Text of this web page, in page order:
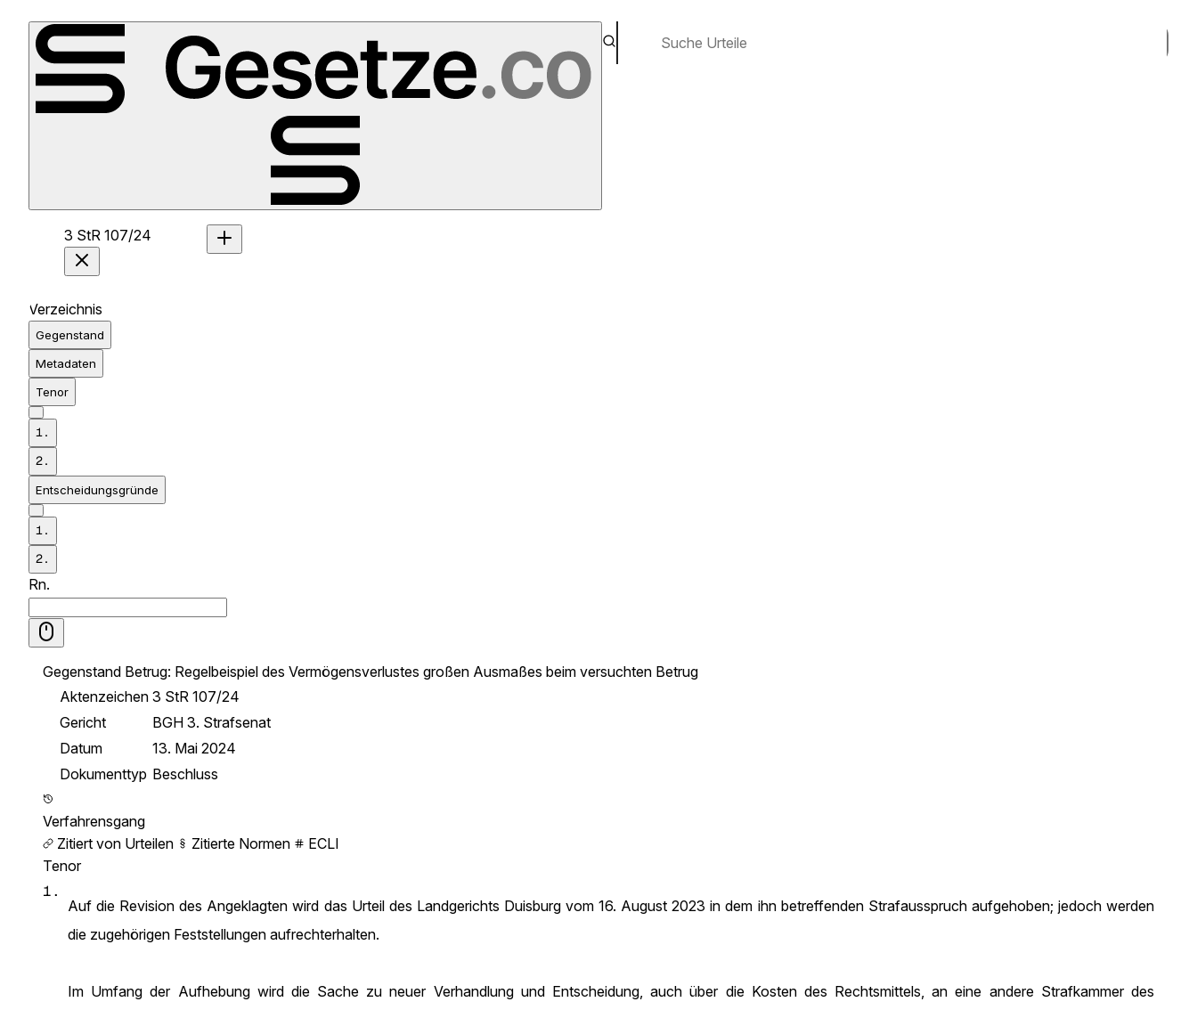
3 StR 107/24
Verzeichnis
Gegenstand
Metadaten
Tenor
1.
2.
Entscheidungsgründe
1.
2.
Rn.
Gegenstand Betrug: Regelbeispiel des Vermögensverlustes großen Ausmaßes beim versuchten Betrug
Aktenzeichen 3 StR 107/24
Gericht
BGH 3. Strafsenat
Datum
13. Mai 2024
Dokumenttyp Beschluss
Verfahrensgang
Zitiert von Urteilen
Zitierte Normen
ECLI
Tenor
1.
Auf die Revision des Angeklagten wird das Urteil des Landgerichts Duisburg vom 16. August 2023 in dem ihn betreffenden Strafausspruch aufgehoben; jedoch werden
die zugehörigen Feststellungen aufrechterhalten.
Im Umfang der Aufhebung wird die Sache zu neuer Verhandlung und Entscheidung, auch über die Kosten des Rechtsmittels, an eine andere Strafkammer des